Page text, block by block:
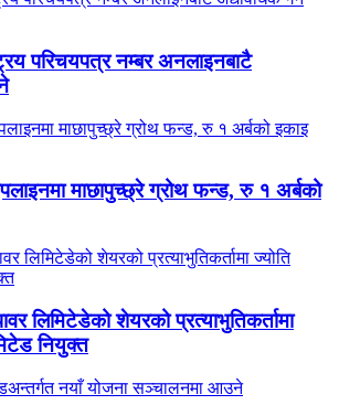
परिचयपत्र नम्बर अनलाइनबाटै
माछापुच्छ्रे ग्रोथ फन्ड, रु १ अर्बको
लिमिटेडेको शेयरको प्रत्याभुतिकर्तामा
नियुक्त